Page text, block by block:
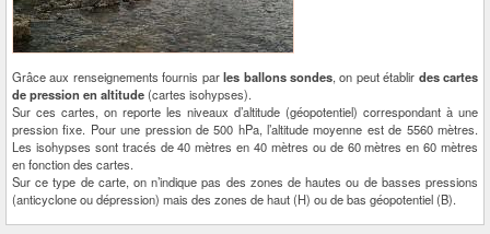
Grâce aux renseignements fournis parles ballons sondes, on peut établir des cartes
de pression en altitude(cartes isohypses).
Sur ces cartes, on reporte les niveaux d’altitude (géopotentiel) correspondant à une
pression fixe. Pour une pression de 500 hPa, l’altitude moyenne est de 5560 mètres.
Les isohypses sont tracés de 40 mètres en 40 mètres ou de 60 mètres en 60 mètres
en fonction des cartes.
Sur ce type de carte, on n’indique pas des zones de hautes ou de basses pressions
(anticyclone ou dépression) mais des zones de haut (H) ou de bas géopotentiel (B).